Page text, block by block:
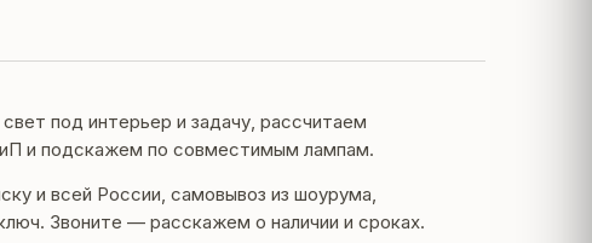
под интерьер и задачу, рассчитаем
и подскажем по совместимым лампам.
и всей России, самовывоз из шоурума,
Звоните — расскажем о наличии и сроках.